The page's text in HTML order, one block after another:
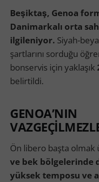
Beşiktaş, Genoa
Danimarkalı orta
ilgileniyor. Siyah-
şartlarını sorduğu
bonservis için yaklaşık
belirtildi.
GENOA’NIN
Ön libero başta olmak
ve bek bölgelerinde
yüksek temposu ve